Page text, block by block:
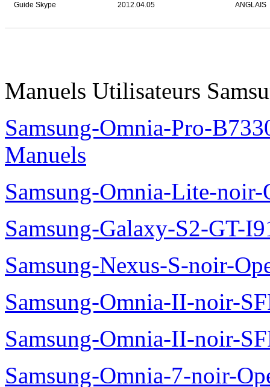
Guide Skype 2012.04.05 ANGLAIS
Manuels Utilisateurs
Samsung-Omnia-Pro-
Manuels
Samsung-Omnia-Lite-
Samsung-Galaxy-S2-GT-
Samsung-Nexus-S-noir-
Samsung-Omnia-II-noir-
Samsung-Omnia-II-noir-
Samsung-Omnia-7-noir-